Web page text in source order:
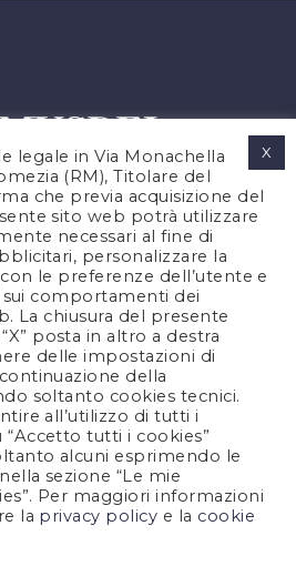
POLICY
POLICY
LEGALI
US
legale in Via Monachella
(RM), Titolare del
che previa acquisizione del
sito web potrà utilizzare
necessari al fine di
personalizzare la
le preferenze dell’utente e
sui comportamenti dei
La chiusura del presente
posta in altro a destra
delle impostazioni di
della
soltanto cookies tecnici.
all’utilizzo di tutti i
“Accetto tutti i cookies”
alcuni esprimendo le
sezione “Le mie
Per maggiori informazioni
la privacy policy e la cookie
X